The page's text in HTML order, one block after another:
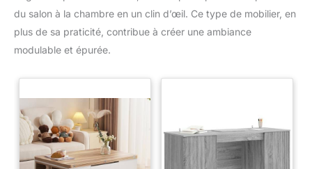
du salon à la chambre en un clin d’œil. Ce type de mobilier, en
plus de sa praticité, contribue à créer une ambiance
modulable et épurée.